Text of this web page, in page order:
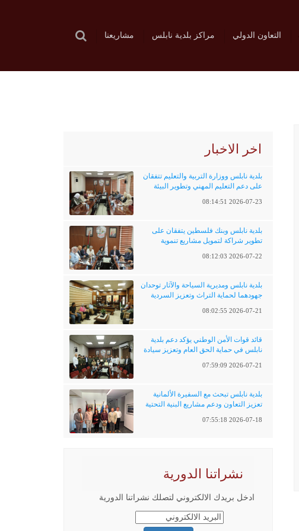
التعاون الدولي مراكز بلدية نابلس مشاريعنا
اخر الاخبار
بلدية نابلس ووزارة التربية والتعليم تتفقان
على دعم التعليم المهني وتطوير البيئة
2026-07-23 08:14:51
بلدية نابلس وبنك فلسطين يتفقان على
تطوير شراكة لتمويل مشاريع تنموية
2026-07-22 08:12:03
بلدية نابلس ومديرية السياحة والآثار توحدان
جهودهما لحماية التراث وتعزيز السردية
2026-07-21 08:02:55
قائد قوات الأمن الوطني يؤكد دعم بلدية
نابلس في حماية الحق العام وتعزيز سيادة
2026-07-21 07:59:09
بلدية نابلس تبحث مع السفيرة الألمانية
تعزيز التعاون ودعم مشاريع البنية التحتية
2026-07-18 07:55:18
نشراتنا الدورية
ادخل بريدك الالكتروني لتصلك نشراتنا الدورية